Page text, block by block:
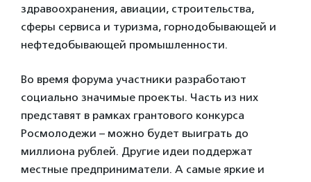
здравоохранения, авиации, строительства,
сферы сервиса и туризма, горнодобывающей и
нефтедобывающей промышленности.
Во время форума участники разработают
социально значимые проекты. Часть из них
представят в рамках грантового конкурса
Росмолодежи – можно будет выиграть до
миллиона рублей. Другие идеи поддержат
местные предприниматели. А самые яркие и